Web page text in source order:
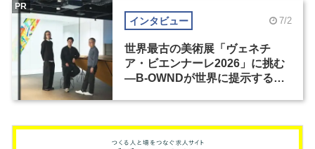
インタビュー 7/2
世界最古の美術展「ヴェネチ
ア・ビエンナーレ2026」に挑む
―B-OWNDが世界に提示する美
PR